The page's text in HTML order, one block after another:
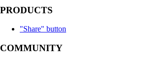
PRODUCTS
"Share" button
COMMUNITY